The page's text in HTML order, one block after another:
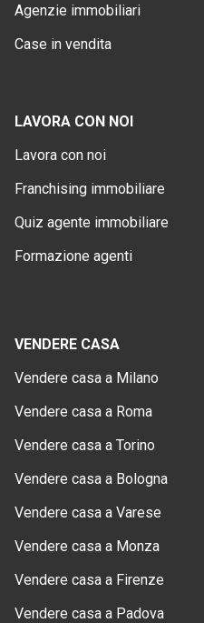
Agenzie immobiliari
Case in vendita
LAVORA CON NOI
Lavora con noi
Franchising immobiliare
Quiz agente immobiliare
Formazione agenti
VENDERE CASA
Vendere casa a Milano
Vendere casa a Roma
Vendere casa a Torino
Vendere casa a Bologna
Vendere casa a Varese
Vendere casa a Monza
Vendere casa a Firenze
Vendere casa a Padova